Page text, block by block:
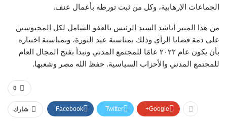
الجماعات الإرهابية، وكل من ثبت تورطه بأعمال عنف.
من هذا المنبر أناشد السيد الرئيس بالعفو الشامل لكل المحبوسين
على ذمة قضايا الرأي وذلك بمناسبة عيد الثورة، وبمناسبة اختياره
بأن يكون عام ٢٠٢٢ عامًا للمجتمع المدني ونبدأ بفتح المجال العام
للمجتمع المدني والأحزاب السياسية. حفظ الله مصر وشعبها.
0
شارك Facebook Twitter Google+